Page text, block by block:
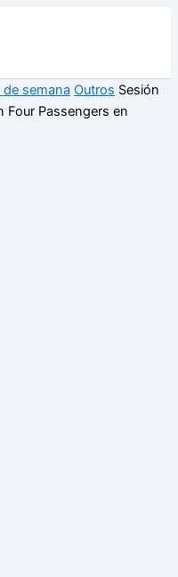
de semana Outros Sesión
Four Passengers en